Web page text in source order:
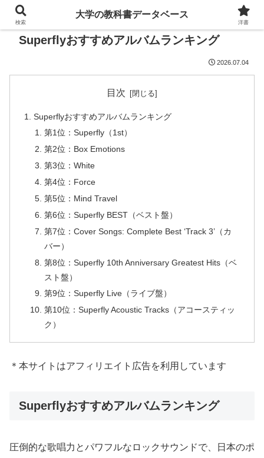
Superflyおすすめアルバムランキング
2026.07.04
目次
Superflyおすすめアルバムランキング
第1位：Superfly（1st）
第2位：Box Emotions
第3位：White
第4位：Force
第5位：Mind Travel
第6位：Superfly BEST（ベスト盤）
第7位：Cover Songs: Complete Best ‘Track 3’（カ
バー）
第8位：Superfly 10th Anniversary Greatest Hits（ベ
スト盤）
第9位：Superfly Live（ライブ盤）
第10位：Superfly Acoustic Tracks（アコースティッ
ク）
＊本サイトはアフィリエイト広告を利用しています
Superflyおすすめアルバムランキング
圧倒的な歌唱力とパワフルなロックサウンドで、日本のポ
検索
大学の教科書データベース
洋書